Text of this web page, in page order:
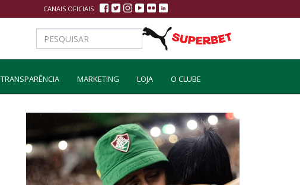
CANAIS OFICIAIS
TRANSPARÊNCIA MARKETING LOJA O CLUBE